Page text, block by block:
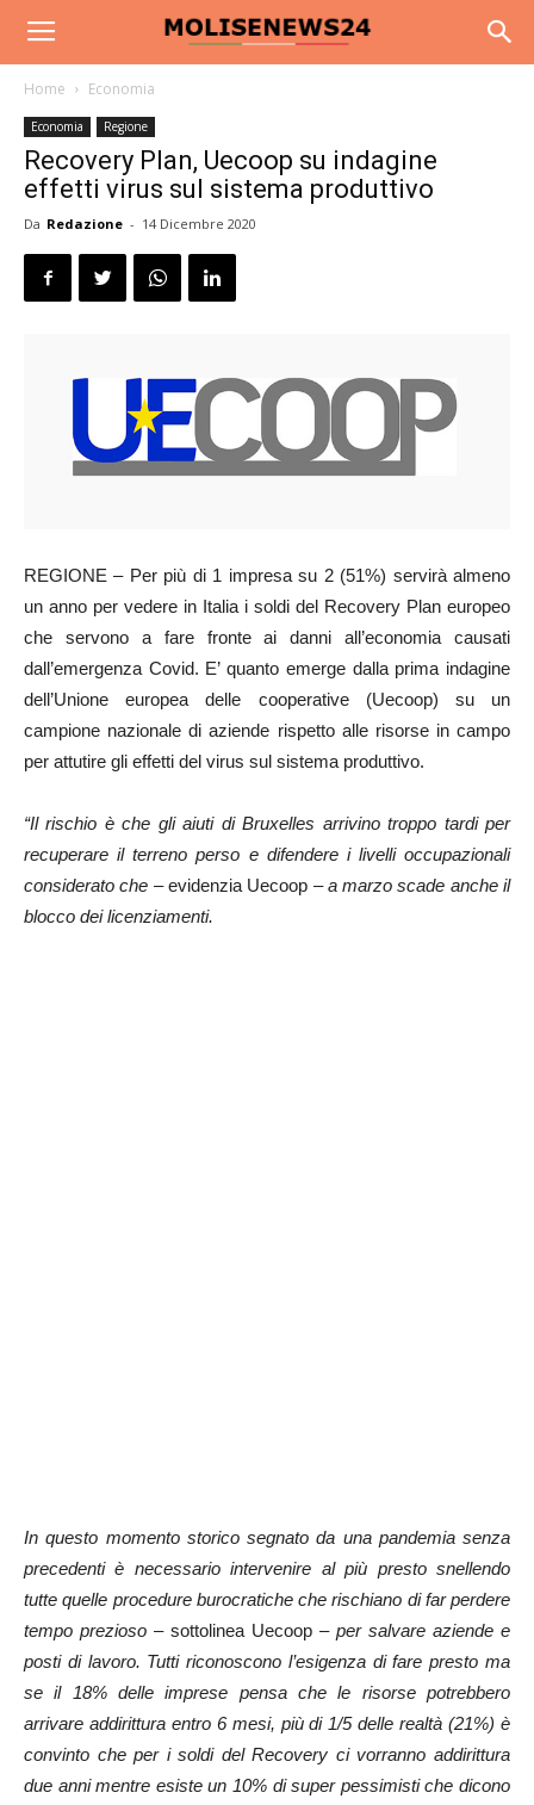
Home Economia
Economia Regione
Recovery Plan, Uecoop su indagine
effetti virus sul sistema produttivo
Da Redazione - 14 Dicembre 2020
REGIONE – Per più di 1 impresa su 2 (51%) servirà almeno
un anno per vedere in Italia i soldi del Recovery Plan europeo
che servono a fare fronte ai danni all’economia causati
dall’emergenza Covid. E’ quanto emerge dalla prima indagine
dell’Unione europea delle cooperative (Uecoop) su un
campione nazionale di aziende rispetto alle risorse in campo
per attutire gli effetti del virus sul sistema produttivo.
“Il rischio è che gli aiuti di Bruxelles arrivino troppo tardi per
recuperare il terreno perso e difendere i livelli occupazionali
considerato che – evidenzia Uecoop –a marzo scade anche il
blocco dei licenziamenti.
In questo momento storico segnato da una pandemia senza
precedenti è necessario intervenire al più presto snellendo
tutte quelle procedure burocratiche che rischiano di far perdere
tempo prezioso – sottolinea Uecoop – per salvare aziende e
posti di lavoro. Tutti riconoscono l’esigenza di fare presto ma
se il 18% delle imprese pensa che le risorse potrebbero
arrivare addirittura entro 6 mesi, più di 1/5 delle realtà (21%) è
convinto che per i soldi del Recovery ci vorranno addirittura
due anni mentre esiste un 10% di super pessimisti che dicono